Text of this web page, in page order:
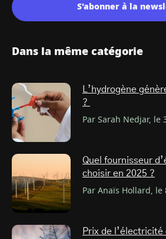
S'abonner à la
Dans la même catégorie
L’hydrogène
?
Par Sarah Nedjar, le
Quel fournisseur
choisir en 2025 ?
Par Anaïs Hollard, le
Prix de l’électricité